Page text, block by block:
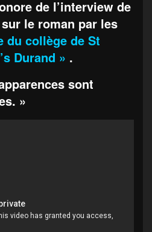
de l’interview de
le roman par les
du collège de St
Durand » .
sont
»